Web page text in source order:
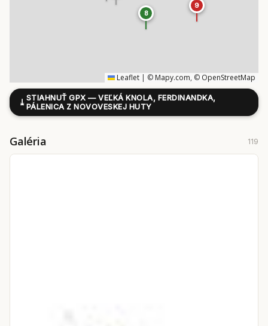
8
9
Leaflet | © Mapy.com, © OpenStreetMap
⤓ STIAHNUŤ GPX — VEĽKÁ KNOLA, FERDINANDKA,
PÁLENICA Z NOVOVESKEJ HUTY
Galéria 119